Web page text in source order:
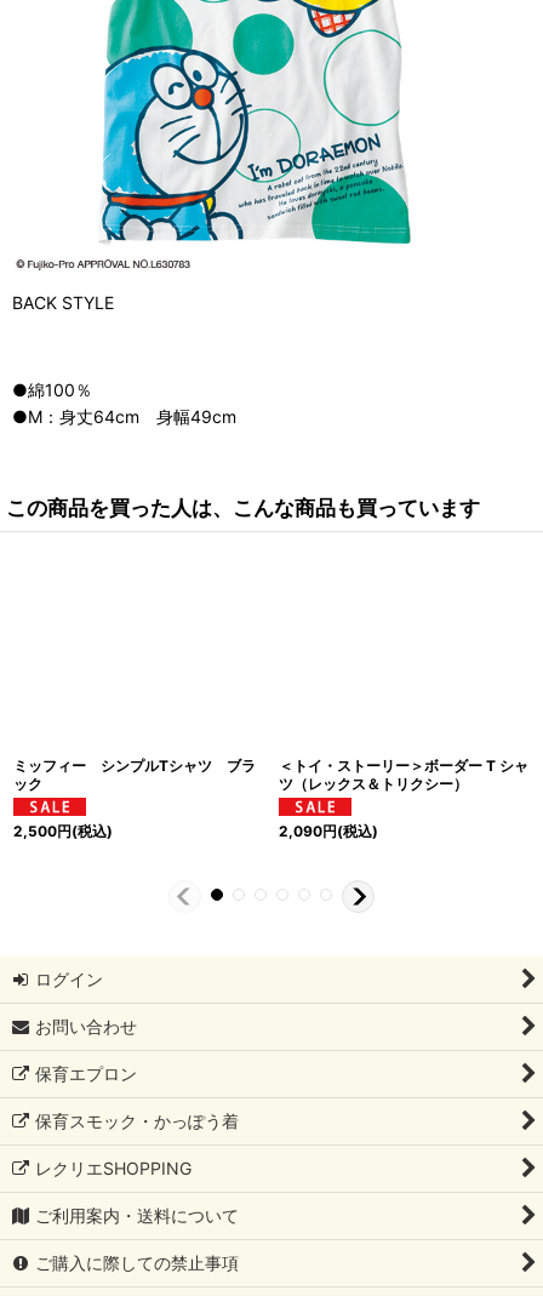
BACK STYLE
●綿100％
●M：身丈64cm 身幅49cm
この商品を買った人は、こんな商品も買っています
ミッフィー シンプルTシャツ ブラ
ック
2,500円(税込)
＜トイ・ストーリー＞ボーダー T シャ
ツ（レックス＆トリクシー）
2,090円(税込)
ログイン
お問い合わせ
保育エプロン
保育スモック・かっぽう着
レクリエSHOPPING
ご利用案内・送料について
ご購入に際しての禁止事項